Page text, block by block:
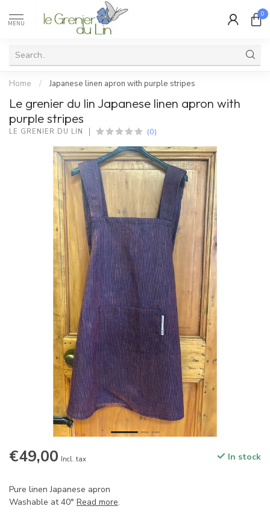
MENU
0
Home / Japanese linen apron with purple stripes
Le grenier du lin Japanese linen apron with
purple stripes
LE GRENIER DU LIN (0)
€49,00 Incl. tax In stock
Pure linen Japanese apron
Washable at 40° Read more.